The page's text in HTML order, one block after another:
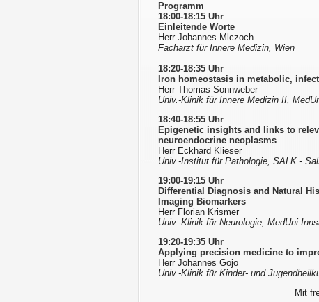
Programm
18:00-18:15 Uhr
Einleitende Worte
Herr Johannes Mlczoch
Facharzt für Innere Medizin, Wien
18:20-18:35 Uhr
Iron homeostasis in metabolic,
Herr Thomas Sonnweber
Univ.-Klinik für Innere Medizin II,
18:40-18:55 Uhr
Epigenetic insights and links to
neuroendocrine neoplasms
Herr Eckhard Klieser
Univ.-Institut für Pathologie, SALK -
19:00-19:15 Uhr
Differential Diagnosis and Natural
Imaging Biomarkers
Herr Florian Krismer
Univ.-Klinik für Neurologie, MedUni
19:20-19:35 Uhr
Applying precision medicine to
Herr Johannes Gojo
Univ.-Klinik für Kinder- und
Mit